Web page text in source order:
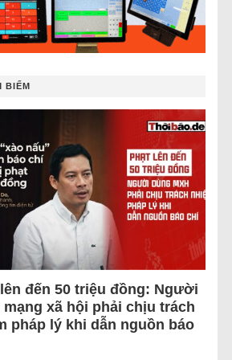
BIẾM
đến 50 triệu đồng: Người
mạng xã hội phải chịu trách
pháp lý khi dẫn nguồn báo